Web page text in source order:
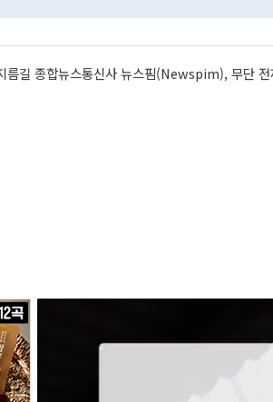
름길 종합뉴스통신사 뉴스핌(Newspim), 무단